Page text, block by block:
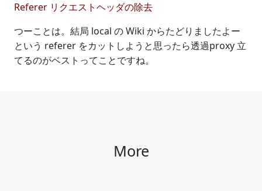
Referer リクエストヘッダの除去
つーことは。結局 local の Wiki からたどりましたよー
という referer をカットしようと思ったら透過proxy 立
てるのがベストってことですね。
More